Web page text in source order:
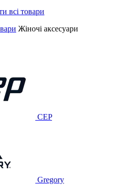
Жіночі аксесуари
CEP
Gregory